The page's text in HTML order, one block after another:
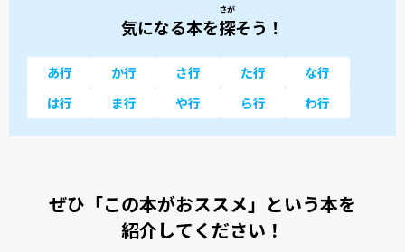
気になる本を探
さが
そう！
あ行 か行 さ行 た行
な行
は行
ま行 や行 ら行 わ行
ぜひ「この本がおススメ」という本を
紹介してください！